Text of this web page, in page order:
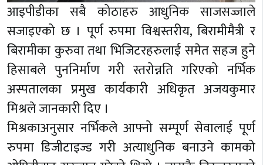
आइपीडीका सबै कोठाहरु आधुनिक साजसज्जाले
सजाइएको छ । पूर्ण रुपमा विश्वस्तरीय, बिरामीमैत्री र
बिरामीका कुरुवा तथा भिजिटरहरुलाई समेत सहज हुने
हिसाबले पुननिर्माण गरी स्तरोन्नति गरिएको नर्भिक
अस्पतालका प्रमुख कार्यकारी अधिकृत अजयकुमार
मिश्रले जानकारी दिए ।
मिश्रकाअनुसार नर्भिकले आफ्नो सम्पूर्ण सेवालाई पूर्ण
रुपमा डिजीटाइज्ड गरी अत्याधुनिक बनाउने कामको